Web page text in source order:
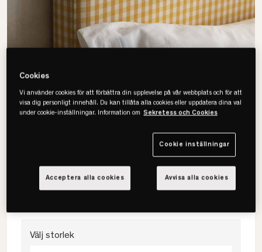
Alexandra Laura Check Piccolo
Gavelöverdrag
Välj storlek
Cookies
Vi använder cookies för att förbättra din upplevelse på vår webbplats och för att
visa dig personligt innehåll. Du kan tillåta alla cookies eller uppdatera dina val
under cookie-inställningar. Information om Sekretess och Cookies
Cookie inställningar
Avvisa alla cookies
Acceptera alla cookies